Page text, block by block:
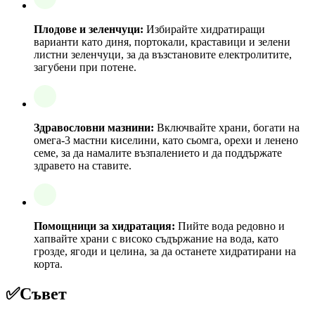
Плодове и зеленчуци: Избирайте хидратиращи
варианти като диня, портокали, краставици и зелени
листни зеленчуци, за да възстановите електролитите,
загубени при потене.
Здравословни мазнини: Включвайте храни, богати на
омега-3 мастни киселини, като сьомга, орехи и ленено
семе, за да намалите възпалението и да поддържате
здравето на ставите.
Помощници за хидратация: Пийте вода редовно и
хапвайте храни с високо съдържание на вода, като
грозде, ягоди и целина, за да останете хидратирани на
корта.
✅Съвет